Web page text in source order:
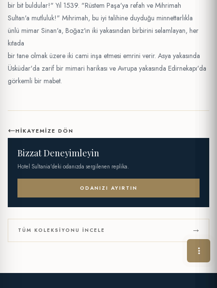
bir bit buldular!" Yıl 1539. "Rüstem Paşa'ya refah ve Mihrimah
Sultan'a mutluluk!" Mihrimah, bu iyi talihine duyduğu minnettarlıkla
ünlü mimar Sinan'a, Boğaz'ın iki yakasından birbirini selamlayan, her
kıtada
bir tane olmak üzere iki cami inşa etmesi emrini verir. Asya yakasında
Üsküdar'da zarif bir mimari harikası ve Avrupa yakasında Edirnekapı'da
görkemli bir mabet.
HIKAYEMIZE DÖN
Bizzat Deneyimleyin
Hotel Sultania'deki odanızda sergilenen replika.
ODANIZI AYIRTIN
TÜM KOLEKSIYONU İNCELE